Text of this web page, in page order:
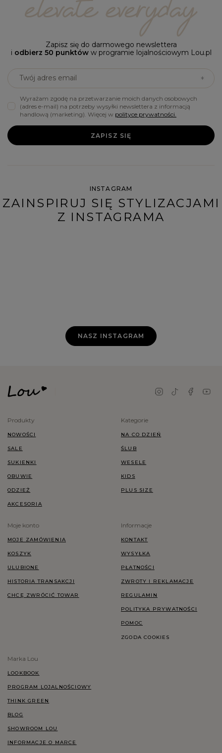
Zapisz się do darmowego newslettera
i odbierz 50 punktóww programie lojalnościowym Lou.pl
Twój adres email
Wyrażam zgodę na przetwarzanie moich danych osobowych
(adres e-mail) na potrzeby wysyłki newslettera z informacją
handlową (marketing). Więcej w polityce prywatności.
ZAPISZ SIĘ
INSTAGRAM
ZAINSPIRUJ SIĘ STYLIZACJAMI
Z INSTAGRAMA
NASZ INSTAGRAM
Produkty
NOWOŚCI
SALE
SUKIENKI
OBUWIE
ODZIEŻ
AKCESORIA
Kategorie
NA CO DZIEŃ
ŚLUB
WESELE
KIDS
PLUS SIZE
Moje konto
MOJE ZAMÓWIENIA
KOSZYK
ULUBIONE
HISTORIA TRANSAKCJI
CHCĘ ZWRÓCIĆ TOWAR
Informacje
KONTAKT
WYSYŁKA
PŁATNOŚCI
ZWROTY I REKLAMACJE
REGULAMIN
POLITYKA PRYWATNOŚCI
POMOC
ZGODA COOKIES
Marka Lou
LOOKBOOK
PROGRAM LOJALNOŚCIOWY
THINK GREEN
BLOG
SHOWROOM LOU
INFORMACJE O MARCE